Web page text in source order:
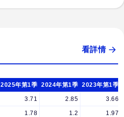
看詳情
2025年第1季 2024年第1季 2023年第1季
3.71 2.85 3.66
1.78 1.2 1.97